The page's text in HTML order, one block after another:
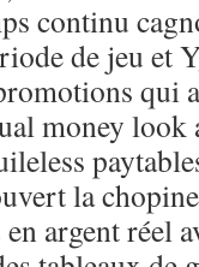
continu
de jeu et
qui
money look
la
argent réel